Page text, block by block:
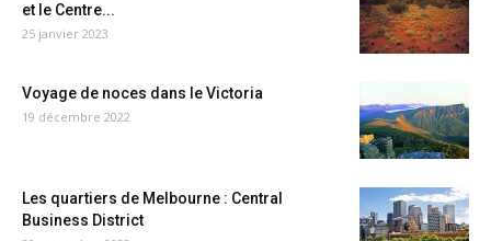
et le Centre...
25 janvier 2023
Voyage de noces dans le Victoria
19 décembre 2022
Les quartiers de Melbourne : Central
Business District